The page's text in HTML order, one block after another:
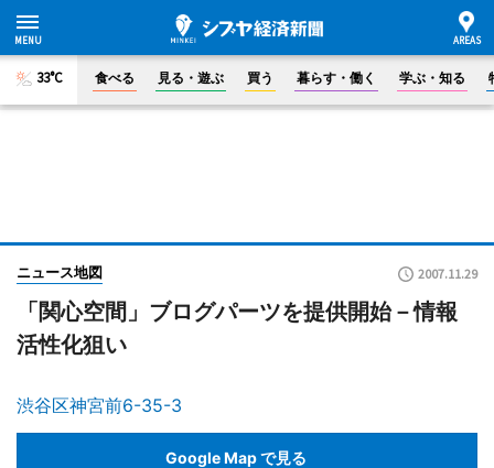
33°C 食べる 見る・遊ぶ 買う 暮らす・働く 学ぶ・知る
ニュース地図 2007.11.29
「関心空間」ブログパーツを提供開始－情報
活性化狙い
渋谷区神宮前6-35-3
Google Map で見る